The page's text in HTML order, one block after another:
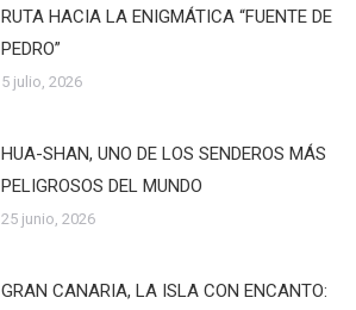
RUTA HACIA LA ENIGMÁTICA “FUENTE DE
PEDRO”
5 julio, 2026
HUA-SHAN, UNO DE LOS SENDEROS MÁS
PELIGROSOS DEL MUNDO
25 junio, 2026
GRAN CANARIA, LA ISLA CON ENCANTO: